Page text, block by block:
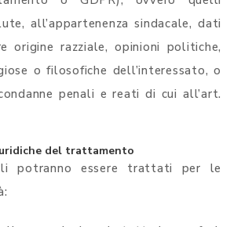
all’appartenenza sindacale, dati
origine razziale, opinioni politiche,
o filosofiche dell’interessato, o
penali e reati di cui all’art.
del trattamento
potranno essere trattati per le